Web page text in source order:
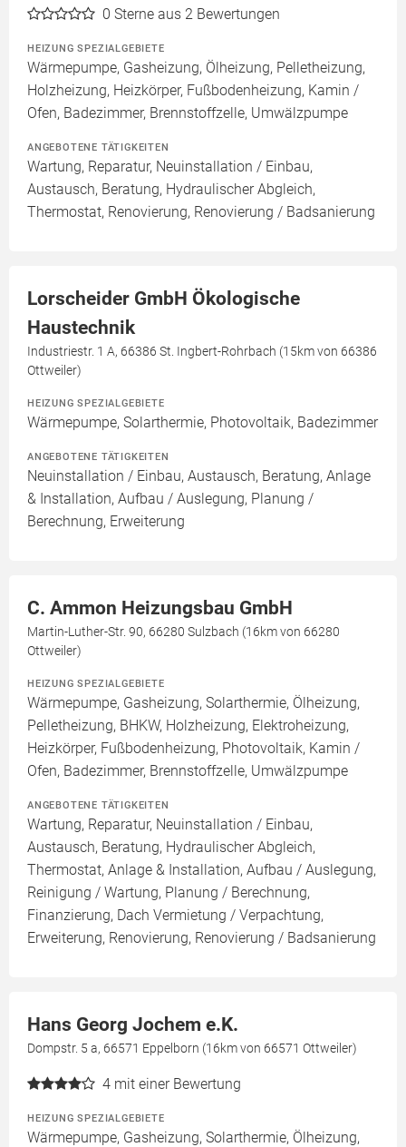
0 Sterne aus 2 Bewertungen
HEIZUNG SPEZIALGEBIETE
Wärmepumpe, Gasheizung, Ölheizung, Pelletheizung,
Holzheizung, Heizkörper, Fußbodenheizung, Kamin /
Ofen, Badezimmer, Brennstoffzelle, Umwälzpumpe
ANGEBOTENE TÄTIGKEITEN
Wartung, Reparatur, Neuinstallation / Einbau,
Austausch, Beratung, Hydraulischer Abgleich,
Thermostat, Renovierung, Renovierung / Badsanierung
Lorscheider GmbH Ökologische
Haustechnik
Industriestr. 1 A, 66386 St. Ingbert-Rohrbach (15km von 66386
Ottweiler)
HEIZUNG SPEZIALGEBIETE
Wärmepumpe, Solarthermie, Photovoltaik, Badezimmer
ANGEBOTENE TÄTIGKEITEN
Neuinstallation / Einbau, Austausch, Beratung, Anlage
& Installation, Aufbau / Auslegung, Planung /
Berechnung, Erweiterung
C. Ammon Heizungsbau GmbH
Martin-Luther-Str. 90, 66280 Sulzbach (16km von 66280
Ottweiler)
HEIZUNG SPEZIALGEBIETE
Wärmepumpe, Gasheizung, Solarthermie, Ölheizung,
Pelletheizung, BHKW, Holzheizung, Elektroheizung,
Heizkörper, Fußbodenheizung, Photovoltaik, Kamin /
Ofen, Badezimmer, Brennstoffzelle, Umwälzpumpe
ANGEBOTENE TÄTIGKEITEN
Wartung, Reparatur, Neuinstallation / Einbau,
Austausch, Beratung, Hydraulischer Abgleich,
Thermostat, Anlage & Installation, Aufbau / Auslegung,
Reinigung / Wartung, Planung / Berechnung,
Finanzierung, Dach Vermietung / Verpachtung,
Erweiterung, Renovierung, Renovierung / Badsanierung
Hans Georg Jochem e.K.
Dompstr. 5 a, 66571 Eppelborn (16km von 66571 Ottweiler)
4 mit einer Bewertung
HEIZUNG SPEZIALGEBIETE
Wärmepumpe, Gasheizung, Solarthermie, Ölheizung,